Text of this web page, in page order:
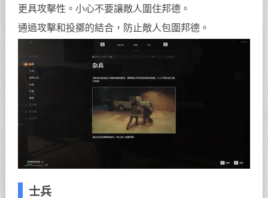
更具攻擊性。小心不要讓敵人圍住邦德。
通過攻擊和投擲的結合，防止敵人包圍邦德。
士兵